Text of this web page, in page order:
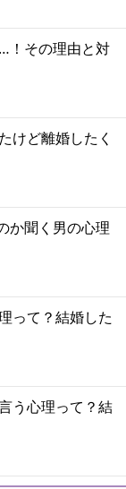
！その理由と対
けど離婚したく
か聞く男の心理
って？結婚した
う心理って？結